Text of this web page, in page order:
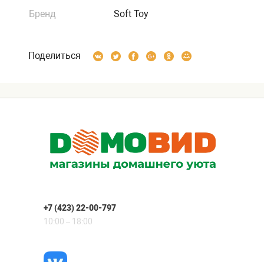
Бренд
Soft Toy
Поделиться
+7 (423) 22-00-797
10:00 – 18:00